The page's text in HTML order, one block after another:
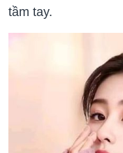
tầm tay.